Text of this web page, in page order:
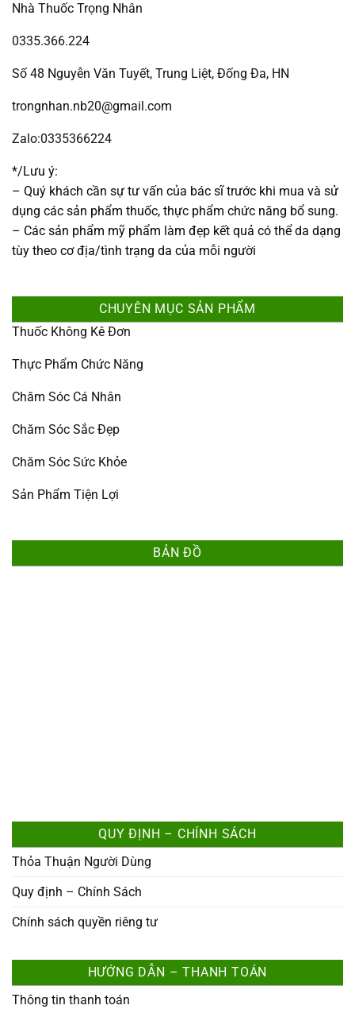
Nhà Thuốc Trọng Nhân
0335.366.224
Số 48 Nguyễn Văn Tuyết, Trung Liệt, Đống Đa, HN
trongnhan.nb20@gmail.com
Zalo:0335366224
*/Lưu ý:
– Quý khách cần sự tư vấn của bác sĩ trước khi mua và sử
dụng các sản phẩm thuốc, thực phẩm chức năng bổ sung.
– Các sản phẩm mỹ phẩm làm đẹp kết quả có thể da dạng
tùy theo cơ địa/tình trạng da của mỗi người
CHUYÊN MỤC SẢN PHẨM
Thuốc Không Kê Đơn
Thực Phẩm Chức Năng
Chăm Sóc Cá Nhân
Chăm Sóc Sắc Đẹp
Chăm Sóc Sức Khỏe
Sản Phẩm Tiện Lợi
BẢN ĐỒ
QUY ĐỊNH – CHÍNH SÁCH
Thỏa Thuận Người Dùng
Quy định – Chính Sách
Chính sách quyền riêng tư
HƯỚNG DẪN – THANH TOÁN
Thông tin thanh toán